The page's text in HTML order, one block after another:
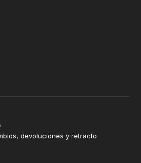
devoluciones y retracto